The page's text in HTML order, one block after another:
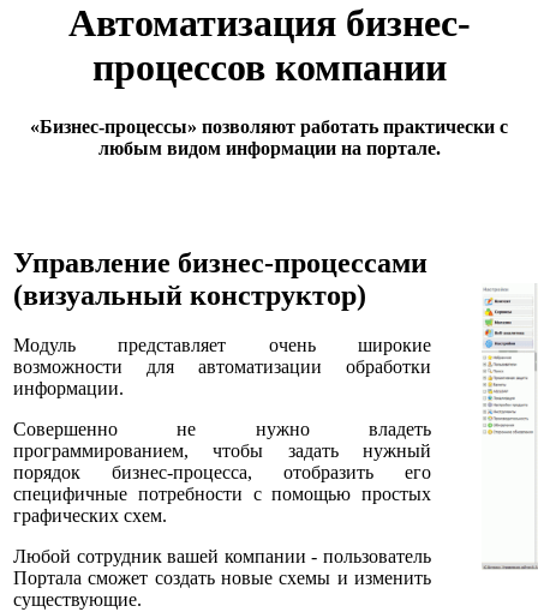
Автоматизация бизнес-
процессов компании
«Бизнес-процессы» позволяют работать практически с
любым видом информации на портале.
Управление бизнес-процессами
(визуальный конструктор)
Модуль представляет очень широкие
возможности для автоматизации обработки
информации.
Совершенно не нужно владеть
программированием, чтобы задать нужный
порядок бизнес-процесса, отобразить его
специфичные потребности с помощью простых
графических схем.
Любой сотрудник вашей компании - пользователь
Портала сможет создать новые схемы и изменить
существующие.